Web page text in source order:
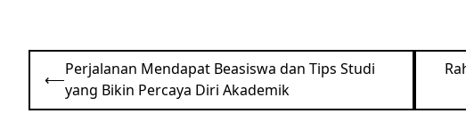
Post
navigation
⟵Perjalanan Mendapat Beasiswa dan Tips Studi
yang Bikin Percaya Diri Akademik